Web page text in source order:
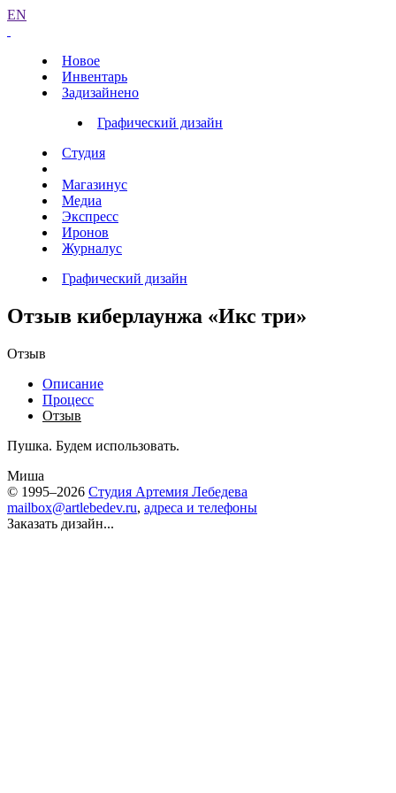
EN
Новое
Инвентарь
Задизайнено
Графический дизайн
Студия
Магазинус
Медиа
Экспресс
Иронов
Журналус
Графический дизайн
Отзыв киберлаунжа «Икс три»
Отзыв
Описание
Процесс
Отзыв
Пушка. Будем использовать.
Миша
© 1995–2026 Студия Артемия Лебедева
mailbox@artlebedev.ru, адреса и телефоны
Заказать дизайн...